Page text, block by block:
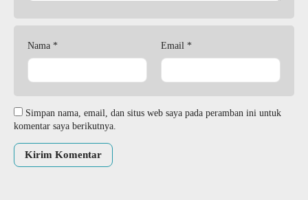
Nama * Email *
Simpan nama, email, dan situs web saya pada peramban ini untuk
komentar saya berikutnya.